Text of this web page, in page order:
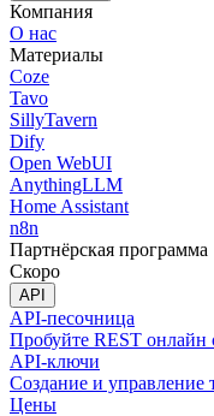
Компания
О нас
Материалы
Coze
Tavo
SillyTavern
Dify
Open WebUI
AnythingLLM
Home Assistant
n8n
Партнёрская программа
Скоро
API
API-песочница
Пробуйте REST
API-ключи
Создание и управление
Цены